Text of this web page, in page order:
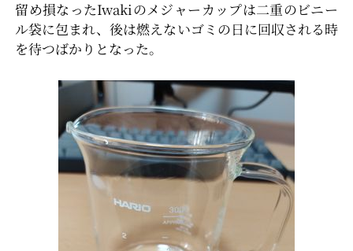
留め損なったIwakiのメジャーカップは二重のビニー
ル袋に包まれ、後は燃えないゴミの日に回収される時
を待つばかりとなった。